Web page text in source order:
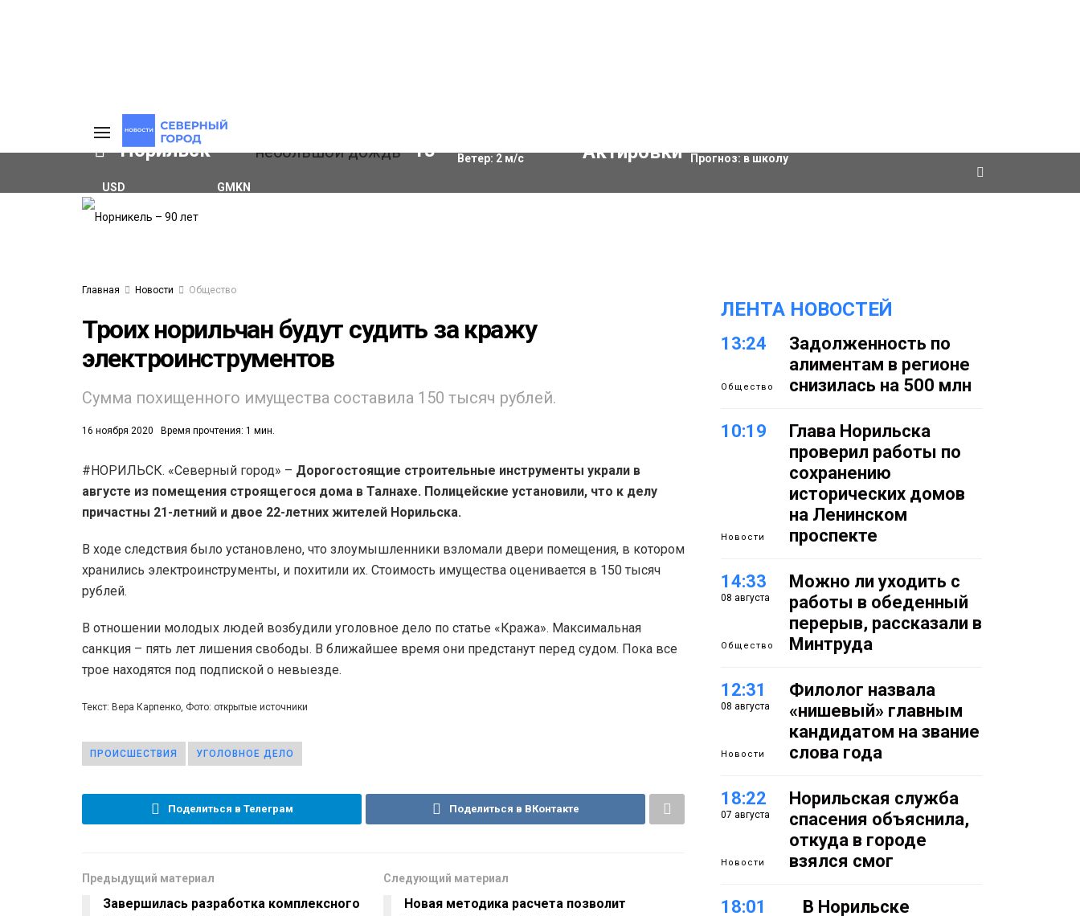
Норильск 13
Ветер: 2м/с
Прогноз: в школу
USD
GMKN
Главная Новости Общество
Троих норильчан будут судить за кражу
электроинструментов
Сумма похищенного имущества составила 150 тысяч рублей.
16 ноября 2020 Время прочтения: 1 мин.
#НОРИЛЬСК. «Северный город» – Дорогостоящие строительные инструменты украли в
августе из помещения строящегося дома в Талнахе. Полицейские установили, что к делу
причастны 21-летний и двое 22-летних жителей Норильска.
В ходе следствия было установлено, что злоумышленники взломали двери помещения, в котором
хранились электроинструменты, и похитили их. Стоимость имущества оценивается в 150 тысяч
рублей.
В отношении молодых людей возбудили уголовное дело по статье «Кража». Максимальная
санкция – пять лет лишения свободы. В ближайшее время они предстанут перед судом. Пока все
трое находятся под подпиской о невыезде.
Текст: Вера Карпенко, Фото: открытые источники
ПРОИСШЕСТВИЯ УГОЛОВНОЕ ДЕЛО
Поделиться в Телеграм Поделиться в ВКонтакте
Предыдущий материал
Завершилась разработка комплексного
Следующий материал
Новая методика расчета позволит
ЛЕНТА НОВОСТЕЙ
13:24
Общество
Задолженность по
алиментам в регионе
снизилась на 500 млн
10:19
Новости
Глава Норильска
проверил работы по
сохранению
исторических домов
на Ленинском
проспекте
14:33
08 августа
Общество
Можно ли уходить с
работы в обеденный
перерыв, рассказали в
Минтруда
12:31
08 августа
Новости
Филолог назвала
«нишевый» главным
кандидатом на звание
слова года
18:22
07 августа
Новости
Норильская служба
спасения объяснила,
откуда в городе
взялся смог
18:01
В Норильске